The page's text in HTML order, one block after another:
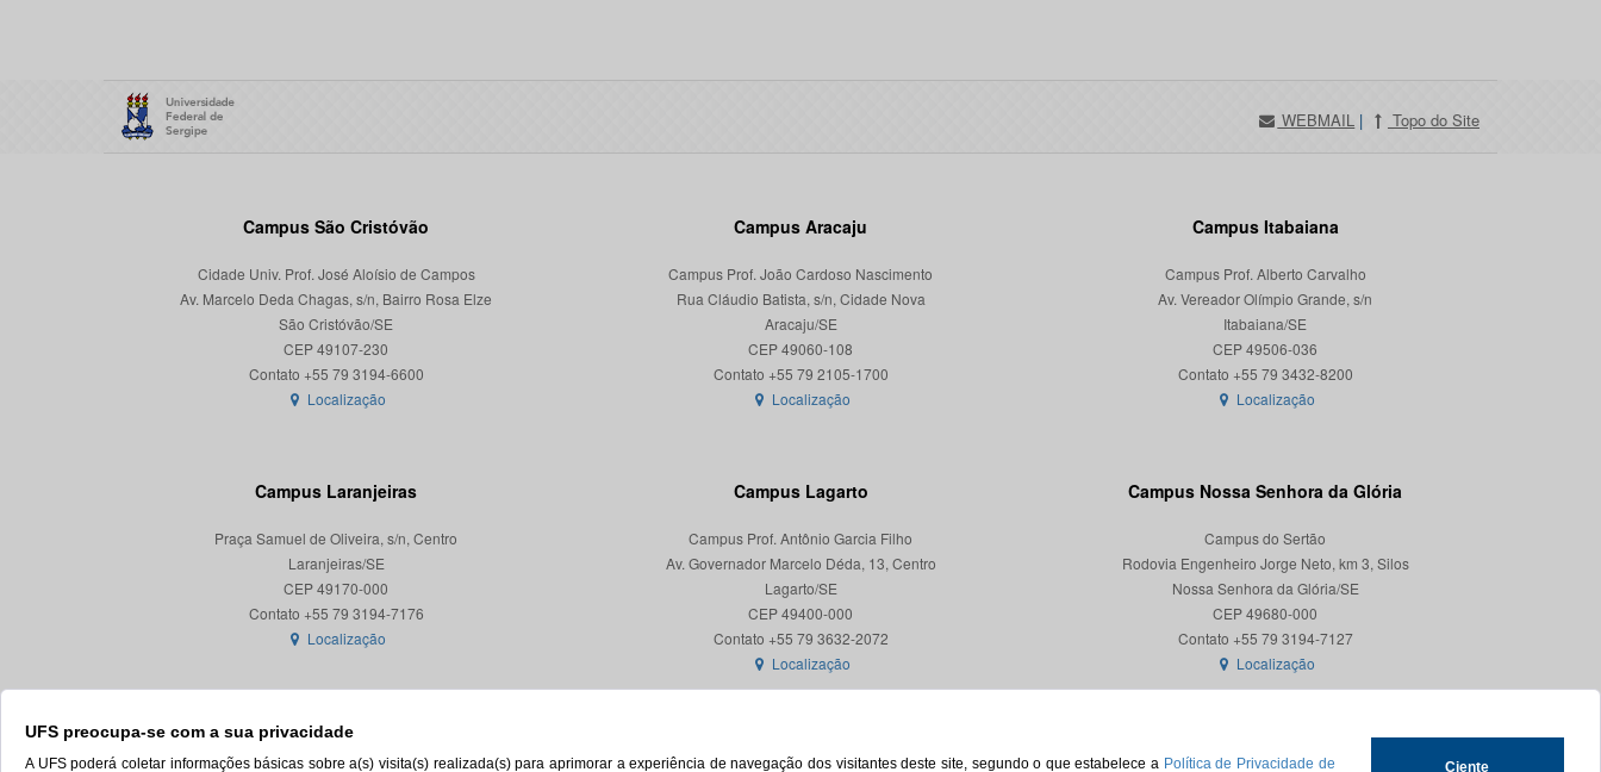
UFS preocupa-se com a sua privacidade
A UFS poderá coletar informações básicas sobre a(s) visita(s) realizada(s) para aprimorar a experiência de navegação dos visitantes deste site, segundo o que estabelece a Política de Privacidade de Ciente
WEBMAIL | Topo do Site
Campus São Cristóvão
Cidade Univ. Prof. José Aloísio de Campos
Av. Marcelo Deda Chagas, s/n, Bairro Rosa Elze
São Cristóvão/SE
CEP 49107-230
Localização
Campus Aracaju
Campus Prof. João Cardoso Nascimento
Rua Cláudio Batista, s/n, Cidade Nova
Aracaju/SE
CEP 49060-108
Localização
Campus Itabaiana
Campus Prof. Alberto Carvalho
Av. Vereador Olímpio Grande, s/n
Itabaiana/SE
CEP 49506-036
Localização
Campus Laranjeiras
Praça Samuel de Oliveira, s/n, Centro
Laranjeiras/SE
CEP 49170-000
Localização
Campus Lagarto
Campus Prof. Antônio Garcia Filho
Av. Governador Marcelo Déda, 13, Centro
Lagarto/SE
CEP 49400-000
Localização
Campus Nossa Senhora da Glória
Campus do Sertão
Rodovia Engenheiro Jorge Neto, km 3, Silos
Nossa Senhora da Glória/SE
CEP 49680-000
Contato +55 79 3194-7127
Localização